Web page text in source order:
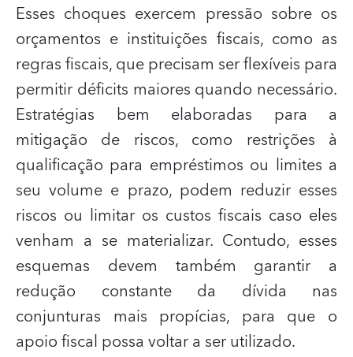
Esses choques exercem pressão sobre os
orçamentos e instituições fiscais, como as
regras fiscais, que precisam ser flexíveis para
permitir déficits maiores quando necessário.
Estratégias bem elaboradas para a
mitigação de riscos, como restrições à
qualificação para empréstimos ou limites a
seu volume e prazo, podem reduzir esses
riscos ou limitar os custos fiscais caso eles
venham a se materializar. Contudo, esses
esquemas devem também garantir a
redução constante da dívida nas
conjunturas mais propícias, para que o
apoio fiscal possa voltar a ser utilizado.